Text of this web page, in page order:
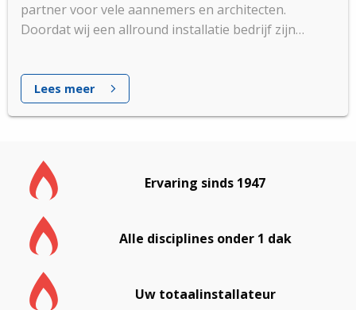
partner voor vele aannemers en architecten.
Doordat wij een allround installatie bedrijf zijn
Lees meer
Ervaring sinds 1947
Alle disciplines onder 1 dak
Uw totaalinstallateur